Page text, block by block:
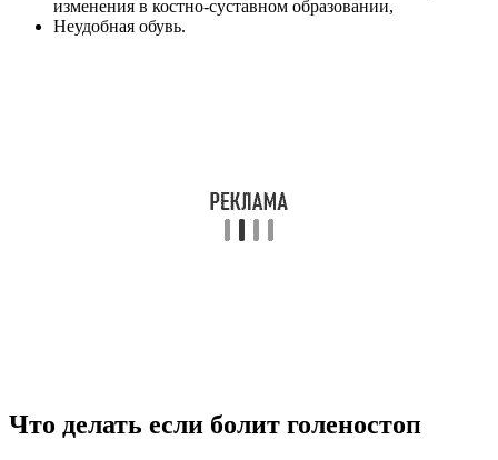
изменения в костно-суставном образовании,
Неудобная обувь.
Что делать если болит голеностоп